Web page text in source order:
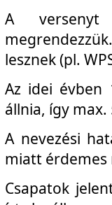
A versenyt
lesznek (pl.
Az idei évben
állnia, így
A nevezési
miatt érdemes
Csapatok